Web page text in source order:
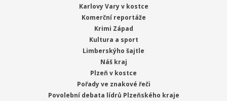
Karlovy Vary v kostce
Komerční reportáže
Krimi Západ
Kultura a sport
Limberskýho šajtle
Náš kraj
Plzeň v kostce
Pořady ve znakové řeči
Povolební debata lídrů Plzeňského kraje